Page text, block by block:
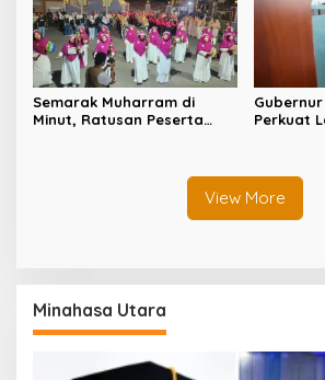
Semarak Muharram di
Minut, Ratusan Peserta
Perkuat
Tipe C
View More
Minahasa Utara